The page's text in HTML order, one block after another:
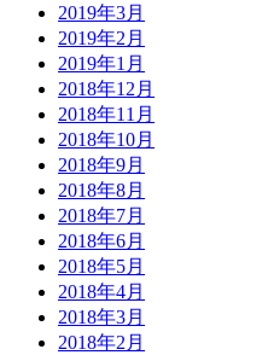
2019年3月
2019年2月
2019年1月
2018年12月
2018年11月
2018年10月
2018年9月
2018年8月
2018年7月
2018年6月
2018年5月
2018年4月
2018年3月
2018年2月